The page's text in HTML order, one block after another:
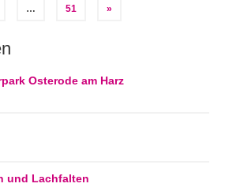
… 51 »
Osterode am Harz
und Lachfalten